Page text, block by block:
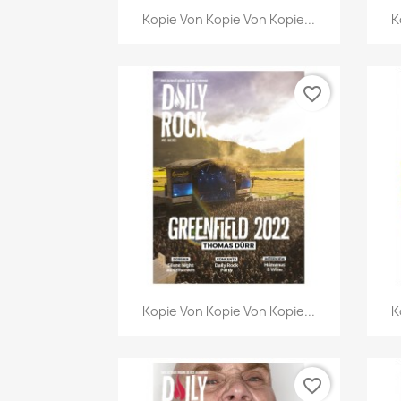
 Vorschau
Kopie Von Kopie Von Kopie...
 Vorschau
Kopie Von Kopie Von Kopie...
favorite_border
favorite_border